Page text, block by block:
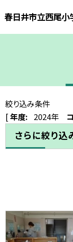
春日井市立西尾小
絞り込み条件
[年度: 2024年
さらに絞り込